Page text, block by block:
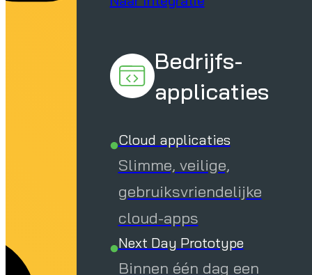
Bedrijfs-
applicaties
Cloud applicaties
Slimme, veilige,
gebruiksvriendelijke
cloud-apps
Next Day Prototype
Binnen één dag een